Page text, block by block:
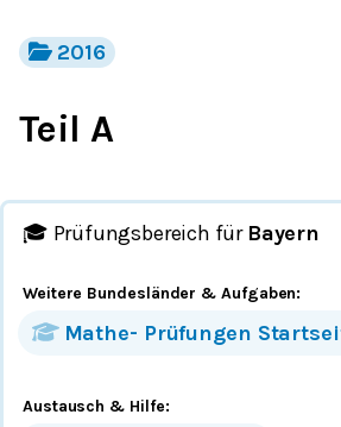
2016
Teil A
🎓 Prüfungsbereich für Bayern
Weitere Bundesländer & Aufgaben:
Mathe- Prüfungen
Austausch & Hilfe: